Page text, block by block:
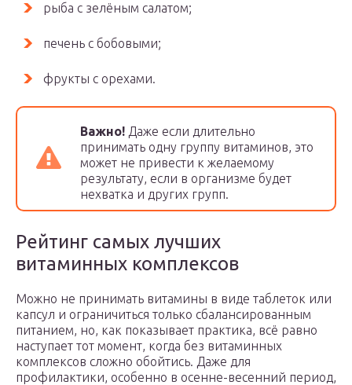
рыба с зелёным салатом;
печень с бобовыми;
фрукты с орехами.
Важно! Даже если длительно
принимать одну группу витаминов, это
может не привести к желаемому
результату, если в организме будет
нехватка и других групп.
Рейтинг самых лучших
витаминных комплексов
Можно не принимать витамины в виде таблеток или
капсул и ограничиться только сбалансированным
питанием, но, как показывает практика, всё равно
наступает тот момент, когда без витаминных
комплексов сложно обойтись. Даже для
профилактики, особенно в осенне-весенний период,